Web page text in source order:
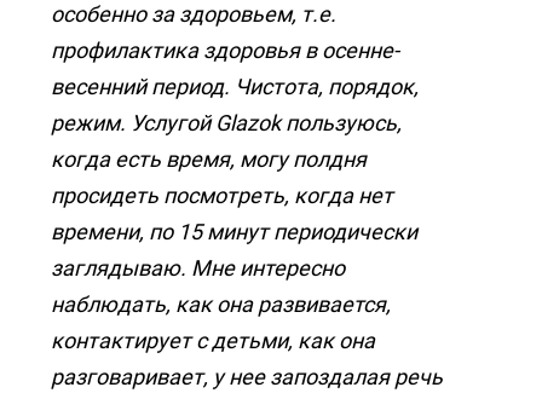
особенно за здоровьем, т.е.
профилактика здоровья в осенне-
весенний период. Чистота, порядок,
режим. Услугой Glazok пользуюсь,
когда есть время, могу полдня
просидеть посмотреть, когда нет
времени, по 15 минут периодически
заглядываю. Мне интересно
наблюдать, как она развивается,
контактирует с детьми, как она
разговаривает, у нее запоздалая речь